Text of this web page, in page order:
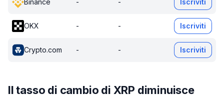
Binance - - Iscriviti
OKX - - Iscriviti
Crypto.com - - Iscriviti
Il tasso di cambio di XRP diminuisce